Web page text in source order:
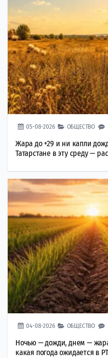
05-08-2026 ОБЩЕСТВО
Жара до +29 и ни капли
Татарстане в эту среду —
04-08-2026 ОБЩЕСТВО
Ночью — дожди, днем —
какая погода ожидается в